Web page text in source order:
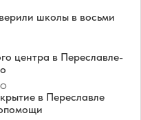
школы в восьми
центра в Переславле-
в Переславле